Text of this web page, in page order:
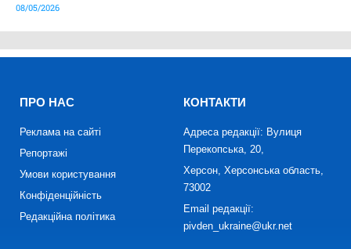
08/05/2026
ПРО НАС
Реклама на сайті
Репортажі
Умови користування
Конфіденційність
Редакційна політика
КОНТАКТИ
Адреса редакції: Вулиця
Перекопська, 20,
Херсон, Херсонська область,
73002
Email редакції:
pivden_ukraine@ukr.net